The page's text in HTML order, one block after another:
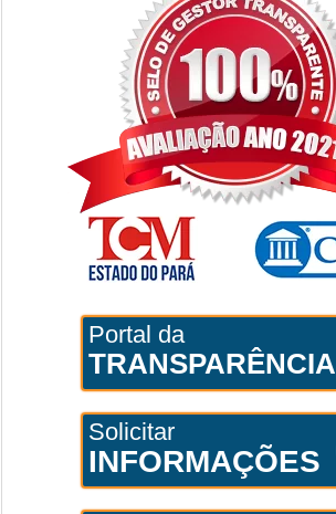
Portal da
TRANSPARÊNCIA
Solicitar
INFORMAÇÕES